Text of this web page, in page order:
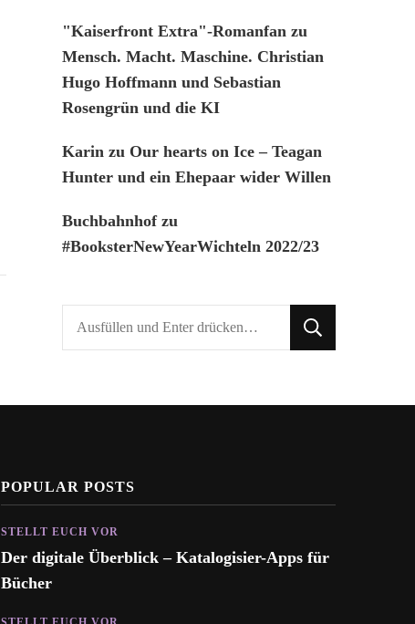
"Kaiserfront Extra"-Romanfan zu
Mensch. Macht. Maschine. Christian
Hugo Hoffmann und Sebastian
Rosengrün und die KI
Karin zu Our hearts on Ice – Teagan
Hunter und ein Ehepaar wider Willen
Buchbahnhofzu
#BooksterNewYearWichteln 2022/23
Suchst
du
POPULAR POSTS
STELLT EUCH VOR
Der digitale Überblick – Katalogisier-Apps für
Bücher